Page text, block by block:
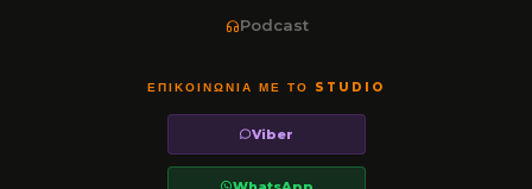
Podcast
ΕΠΙΚΟΙΝΩΝΊΑ ΜΕ ΤΟ STUDIO
Viber